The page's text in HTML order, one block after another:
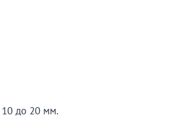
10 до 20 мм.